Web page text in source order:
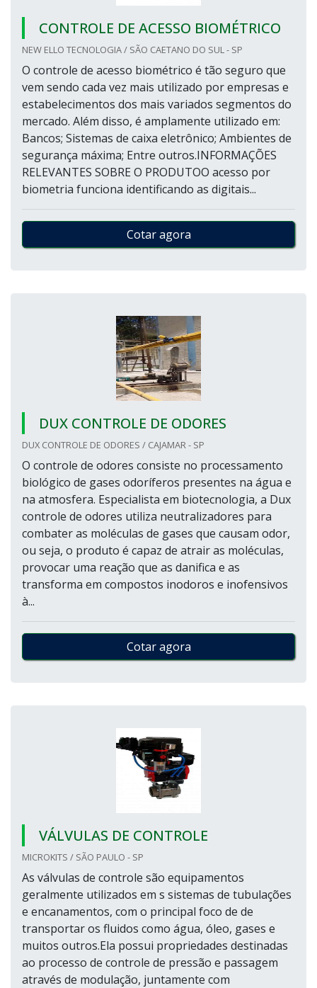
CONTROLE DE ACESSO BIOMÉTRICO
NEW ELLO TECNOLOGIA / SÃO CAETANO DO SUL - SP
O controle de acesso biométrico é tão seguro que
vem sendo cada vez mais utilizado por empresas e
estabelecimentos dos mais variados segmentos do
mercado. Além disso, é amplamente utilizado em:
Bancos; Sistemas de caixa eletrônico; Ambientes de
segurança máxima; Entre outros.INFORMAÇÕES
RELEVANTES SOBRE O PRODUTOO acesso por
biometria funciona identificando as digitais...
Cotar agora
DUX CONTROLE DE ODORES
DUX CONTROLE DE ODORES / CAJAMAR - SP
O controle de odores consiste no processamento
biológico de gases odoríferos presentes na água e
na atmosfera. Especialista em biotecnologia, a Dux
controle de odores utiliza neutralizadores para
combater as moléculas de gases que causam odor,
ou seja, o produto é capaz de atrair as moléculas,
provocar uma reação que as danifica e as
transforma em compostos inodoros e inofensivos
à...
Cotar agora
VÁLVULAS DE CONTROLE
MICROKITS / SÃO PAULO - SP
As válvulas de controle são equipamentos
geralmente utilizados em s sistemas de tubulações
e encanamentos, com o principal foco de de
transportar os fluidos como água, óleo, gases e
muitos outros.Ela possui propriedades destinadas
ao processo de controle de pressão e passagem
através de modulação, juntamente com